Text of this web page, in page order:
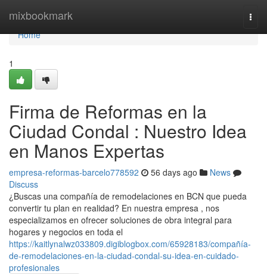
mixbookmark
Home
Home
1
Firma de Reformas en la
Ciudad Condal : Nuestro Idea
en Manos Expertas
empresa-reformas-barcelo778592 56 days ago
News
Discuss
¿Buscas una compañía de remodelaciones en BCN que pueda
convertir tu plan en realidad? En nuestra empresa , nos
especializamos en ofrecer soluciones de obra integral para
hogares y negocios en toda el
https://kaitlynalwz033809.digiblogbox.com/65928183/compañía-
de-remodelaciones-en-la-ciudad-condal-su-idea-en-cuidado-
profesionales